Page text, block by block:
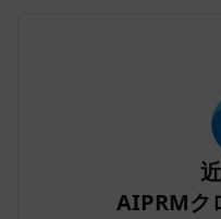
AIPRMク